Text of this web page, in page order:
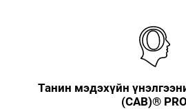
Танин мэдэхүйн
(CAB)® PRO